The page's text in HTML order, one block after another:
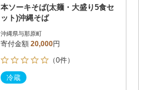
本ソーキそば(太麺・大盛り5食セ
ット)沖縄そば
沖縄県与那原町
寄付金額 20,000円
（0件）
冷蔵